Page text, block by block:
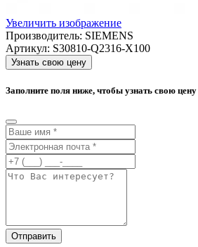
Увеличить изображение
Производитель: SIEMENS
Артикул: S30810-Q2316-X100
Узнать свою цену
Заполните поля ниже, чтобы узнать свою цену
Отправить